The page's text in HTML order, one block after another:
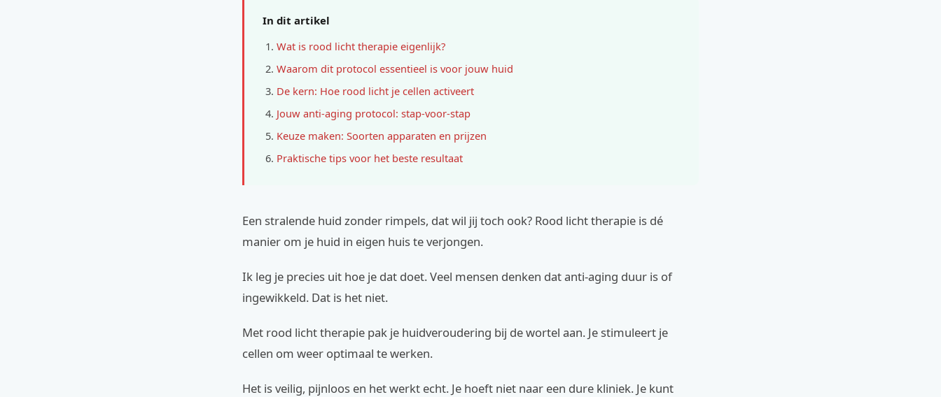
In dit artikel
Wat is rood licht therapie eigenlijk?
Waarom dit protocol essentieel is voor jouw huid
De kern: Hoe rood licht je cellen activeert
Jouw anti-aging protocol: stap-voor-stap
Keuze maken: Soorten apparaten en prijzen
Praktische tips voor het beste resultaat
Een stralende huid zonder rimpels, dat wil jij toch ook? Rood licht therapie is dé
manier om je huid in eigen huis te verjongen.
Ik leg je precies uit hoe je dat doet. Veel mensen denken dat anti-aging duur is of
ingewikkeld. Dat is het niet.
Met rood licht therapie pak je huidveroudering bij de wortel aan. Je stimuleert je
cellen om weer optimaal te werken.
Het is veilig, pijnloos en het werkt echt. Je hoeft niet naar een dure kliniek. Je kunt